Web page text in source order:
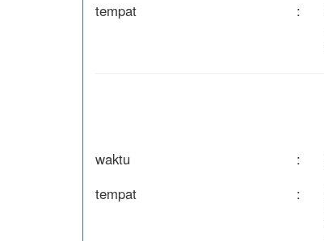
tempat
:
waktu :
tempat
: